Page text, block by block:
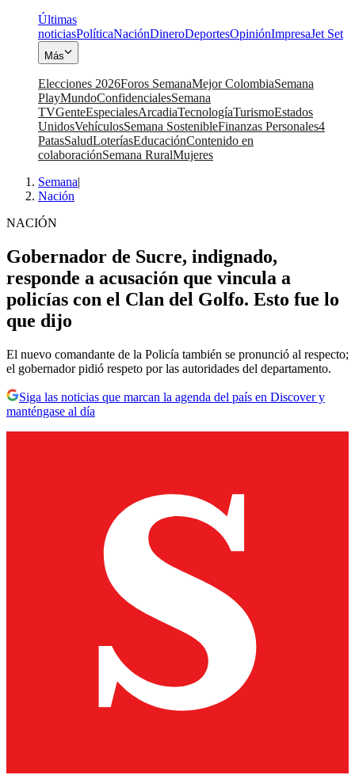
Últimas
noticiasPolíticaNaciónDineroDeportesOpiniónImpresaJet Set
Más
Elecciones 2026Foros SemanaMejor ColombiaSemana
PlayMundoConfidencialesSemana
TVGenteEspecialesArcadiaTecnologíaTurismoEstados
UnidosVehículosSemana SostenibleFinanzas Personales4
PatasSaludLoteríasEducaciónContenido en
colaboraciónSemana RuralMujeres
Semana|
Nación
NACIÓN
Gobernador de Sucre, indignado,
responde a acusación que vincula a
policías con el Clan del Golfo. Esto fue lo
que dijo
El nuevo comandante de la Policía también se pronunció al respecto;
el gobernador pidió respeto por las autoridades del departamento.
Siga las noticias que marcan la agenda del país en Discover y
manténgase al día